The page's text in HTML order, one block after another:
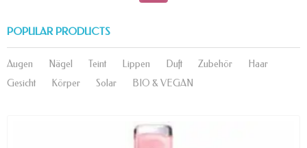
POPULAR PRODUCTS
Augen Nägel Teint Lippen Duft Zubehör
Haar
Gesicht
Körper Solar BIO & VEGAN